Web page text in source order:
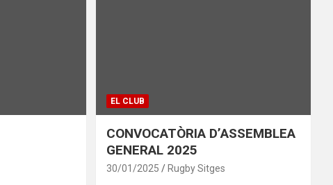
EL CLUB
CONVOCATÒRIA D’ASSEMBLEA
GENERAL 2025
30/01/2025 Rugby Sitges